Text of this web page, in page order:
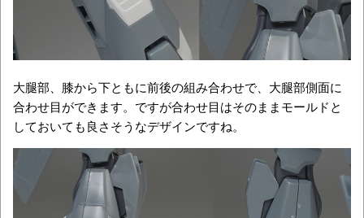
大腿部、膝から下ともに前後の組み合わせで、大腿部側面に
合わせ目ができます。ですが合わせ目はそのままモールドと
しておいても良さそうなデザインですね。